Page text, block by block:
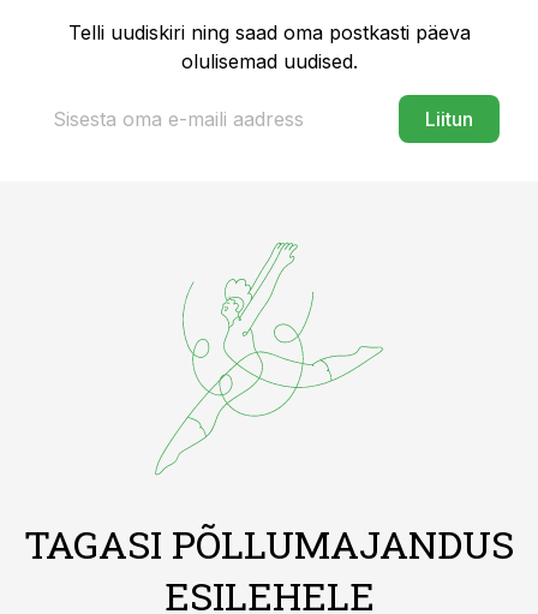
Telli uudiskiri ning saad oma postkasti päeva
olulisemad uudised.
Liitun
TAGASI PÕLLUMAJANDUS
ESILEHELE